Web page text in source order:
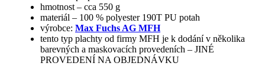
hmotnost – cca 550 g
materiál – 100 % polyester 190T PU potah
výrobce: Max Fuchs AG MFH
tento typ plachty od firmy MFH je k dodání v několika
barevných a maskovacích provedeních – JINÉ
PROVEDENÍ NA OBJEDNÁVKU